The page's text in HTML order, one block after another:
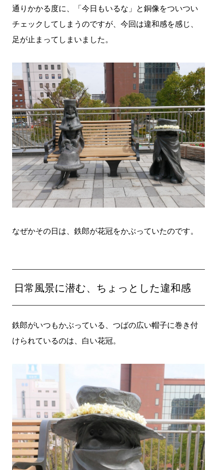
通りかかる度に、「今日もいるな」と銅像をついつい
チェックしてしまうのですが、今回は違和感を感じ、
足が止まってしまいました。
なぜかその日は、鉄郎が花冠をかぶっていたのです。
日常風景に潜む、ちょっとした違和感
鉄郎がいつもかぶっている、つばの広い帽子に巻き付
けられているのは、白い花冠。